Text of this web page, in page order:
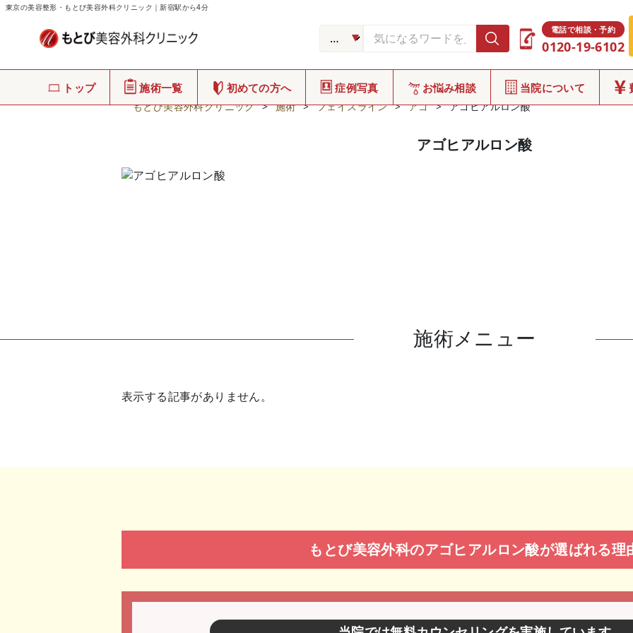
東京の美容整形・もとび美容外科クリニック｜新宿駅から4分
電話で相談・予約
0120-19-6102
トップ 施術一覧 初めての方へ 症例写真 お悩み相談 当院について
もとび美容外科クリニック > 施術 > フェイスライン > アゴ > アゴヒアルロン酸
アゴヒアルロン酸
施術メニュー
表示する記事がありません。
もとび美容外科のアゴヒアルロン酸が選ばれる理